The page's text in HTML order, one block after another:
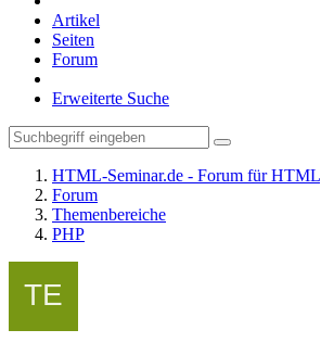
Artikel
Seiten
Forum
Erweiterte Suche
HTML-Seminar.de - Forum für
Forum
Themenbereiche
PHP